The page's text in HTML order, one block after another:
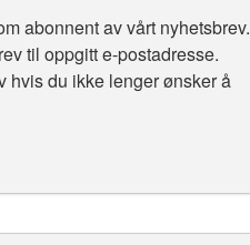
abonnent av vårt nyhetsbrev.
til oppgitt e-postadresse.
hvis du ikke lenger ønsker å